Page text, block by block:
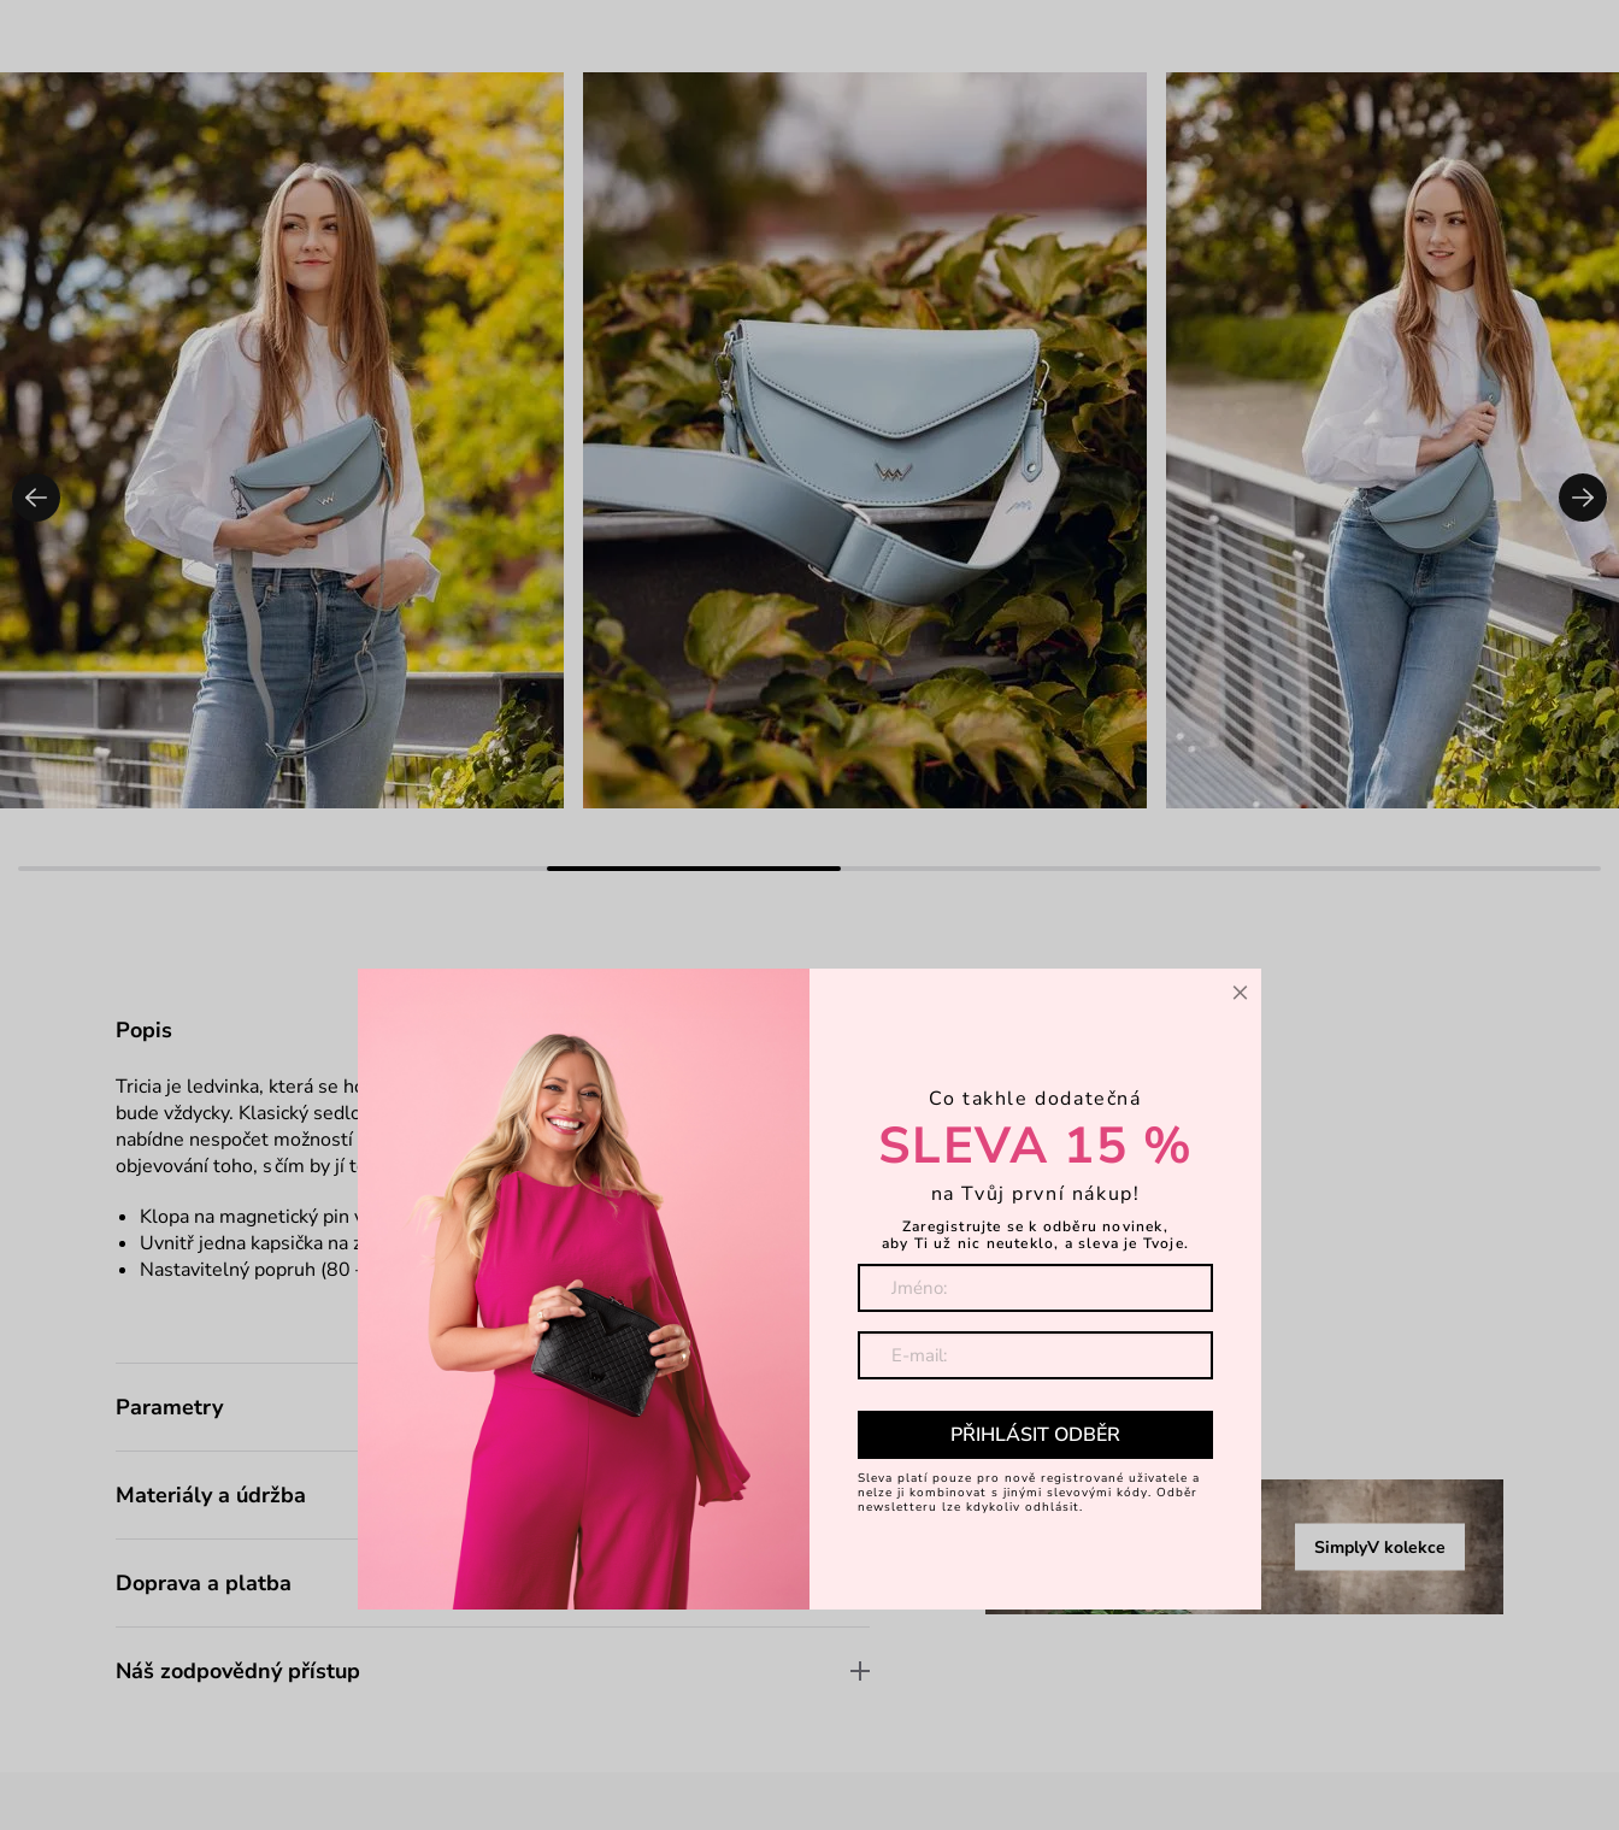
Popis
Tricia je ledvinka, která se hodí mnohem víc do města než do přírody. Ale slušet jí to
bude vždycky. Klasický sedlový tvar kombinovaný s širokým odnímatelným popruhem Ti
nabídne nespočet možností stylingu. Kombinace materiálů zase zaručí neustálé
objevování toho, s čím by jí to mohlo ještě ladit.
Klopa na magnetický pin vychází z bestselleru Joanna
Uvnitř jedna kapsička na zip
Nastavitelný popruh (80 – 125 cm)
Parametry
Materiály a údržba
Doprava a platba
Náš zodpovědný přístup
Popruh
Kapsičky
Objevte více
SimplyV kolekce
×
Co takhle dodatečná
SLEVA 15 %
na Tvůj první nákup!
Zaregistrujte se k odběru novinek,
aby Ti už nic neuteklo, a sleva je Tvoje.
PŘIHLÁSIT ODBĚR
Sleva platí pouze pro nově registrované uživatele a
nelze ji kombinovat s jinými slevovými kódy. Odběr
newsletteru lze kdykoliv odhlásit.